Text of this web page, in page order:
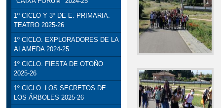
1º CICLO Y 3º DE E. PRIMARIA.
TEATRO 2025-26
1º CICLO. EXPLORADORES DE LA
ALAMEDA 2024-25
1º CICLO. FIESTA DE OTOÑO
2025-26
1º CICLO. LOS SECRETOS DE
LOS ÁRBOLES 2025-26